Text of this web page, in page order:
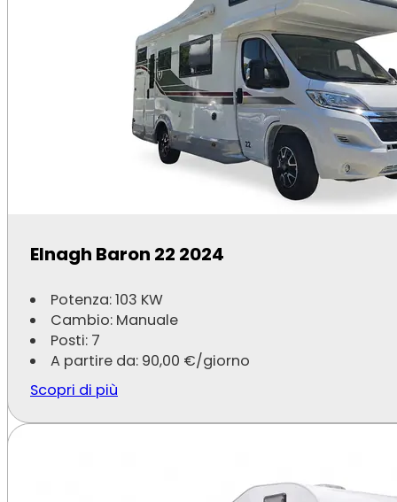
Elnagh Baron 22 2024
Potenza: 103 KW
Cambio: Manuale
Posti: 7
A partire da: 90,00 €/giorno
Scopri di più
Chi Siamo
Supporto
Privacy Policy
Cookie Policy
Speedy Noleggi P.IVA 02336830209 - All Rights Reserved - Made with ❤️